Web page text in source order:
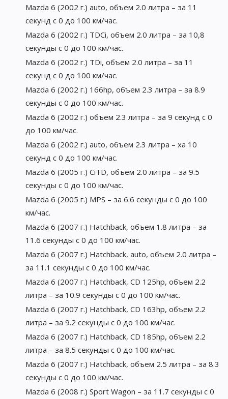
Mazda 6 (2002 г.) auto, объем 2.0 литра – за 11
секунд с 0 до 100 км/час.
Mazda 6 (2002 г.) TDСi, объем 2.0 литра – за 10,8
секунды с 0 до 100 км/час.
Mazda 6 (2002 г.) TDi, объем 2.0 литра – за 11
секунд с 0 до 100 км/час.
Mazda 6 (2002 г.) 166hp, объем 2.3 литра – за 8.9
секунды с 0 до 100 км/час.
Mazda 6 (2002 г.) объем 2.3 литра – за 9 секунд с 0
до 100 км/час.
Mazda 6 (2002 г.) auto, объем 2.3 литра – ха 10
секунд с 0 до 100 км/час.
Mazda 6 (2005 г.) CiTD, объем 2.0 литра – за 9.5
секунды с 0 до 100 км/час.
Mazda 6 (2005 г.) MPS – за 6.6 секунды с 0 до 100
км/час.
Mazda 6 (2007 г.) Hatchback, объем 1.8 литра – за
11.6 секунды с 0 до 100 км/час.
Mazda 6 (2007 г.) Hatchback, auto, объем 2.0 литра –
за 11.1 секунды с 0 до 100 км/час.
Mazda 6 (2007 г.) Hatchback, CD 125hp, объем 2.2
литра – за 10.9 секунды с 0 до 100 км/час.
Mazda 6 (2007 г.) Hatchback, CD 163hp, объем 2.2
литра – за 9.2 секунды с 0 до 100 км/час.
Mazda 6 (2007 г.) Hatchback, CD 185hp, объем 2.2
литра – за 8.5 секунды с 0 до 100 км/час.
Mazda 6 (2007 г.) Hatchback, объем 2.5 литра – за 8.3
секунды с 0 до 100 км/час.
Mazda 6 (2008 г.) Sport Wagon – за 11.7 секунды с 0